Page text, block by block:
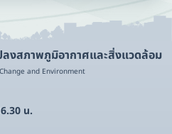
ลงสภาพภูมิอากาศและสิ่งแวดล้อม
and Environment
น.